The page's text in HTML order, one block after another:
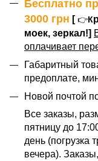
Бесплатно
3000 грн [👉К
моек, зеркал!]
оплачивает
Габаритный
предоплате,
Новой почтой
Все заказы,
пятницу до
день (погрузка
вечера).